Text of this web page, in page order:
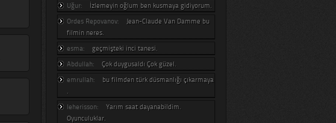
Uğur:
İzlemeyin oğlum ben kusmaya gidiyorum.
Ordes Repovanov:
Jean-Claude Van Damme bu
filmin neres.
esma:
geçmişteki inci tanesi.
Abdullah:
Çok duygusaldı Çok güzel.
emrullah:
bu filmden türk düsmanlığı çıkarmaya
.
leherisson:
Yarım saat dayanabildim.
Oyunculuklar.